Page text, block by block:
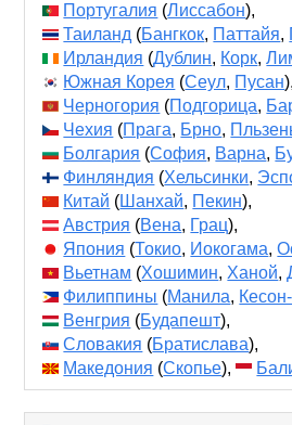
Португалия (Лиссабон),
Таиланд (Бангкок, Паттайя,
Ирландия (Дублин, Корк,
Южная Корея (Сеул, Пусан),
Черногория (Подгорица,
Чехия (Прага, Брно,
Болгария (София, Варна,
Финляндия (Хельсинки,
Китай (Шанхай, Пекин),
Австрия (Вена, Грац),
Япония (Токио, Иокогама,
Вьетнам (Хошимин, Ханой,
Филиппины (Манила,
Венгрия (Будапешт),
Словакия (Братислава),
Македония (Скопье),